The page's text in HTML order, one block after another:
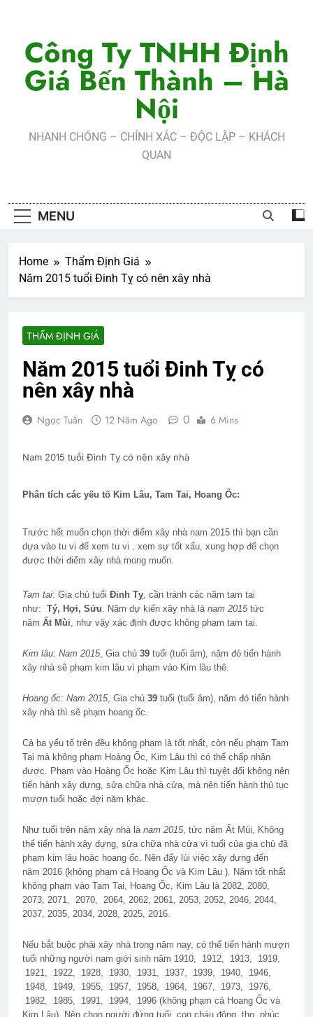
contentCông Ty TNHH Định
Giá Bến Thành – Hà
Nội
NHANH CHÓNG – CHÍNH XÁC – ĐỘC LẬP – KHÁCH
QUAN
MENU
Home
Thẩm Định Giá
Năm 2015 tuổi Đinh Tỵ có nên xây nhà
THẨM ĐỊNH GIÁ
Năm 2015 tuổi Đinh Tỵ có
nên xây nhà
Ngọc Tuân 12 Năm Ago 0 6 Mins
Nam 2015 tuổi Đinh Tỵ có nên xây nhà
Phân tích các yếu tố Kim Lâu, Tam Tai, Hoang Ốc:
Trước hết muốn chọn thời điểm xây nhà nam 2015 thì bạn cần
dựa vào tu vi để xem tu vi , xem sự tốt xấu, xung hợp để chọn
được thời điểm xây nhà mong muốn.
Tam tai: Gia chủ tuổi Đinh Tỵ , cần tránh các năm tam tai
như: Tý, Hợi, Sửu . Năm dự kiến xây nhà là nam 2015 tức
năm Ất Mùi , như vậy xác định được không phạm tam tai
Kim lâu: Nam 2015, Gia chủ 39 tuổi (tuổi âm), năm đó tiến hành
xây nhà sẽ phạm kim lâu vì phạm vào Kim lâu thê
Hoang ốc: Nam 2015, Gia chủ 39 tuổi (tuổi âm), năm đó tiến hành
xây nhà thì sẽ phạm hoang ốc.
Cả ba yếu tố trên đều không phạm là tốt nhất, còn nếu phạm Tam
Tai mà không phạm Hoàng Ốc, Kim Lâu thì có thể chấp nhận
được. Phạm vào Hoàng Ốc hoặc Kim Lâu thì tuyệt đối không nên
tiến hành xây dựng, sửa chữa nhà cửa, mà nên tiến hành thủ tục
mượn tuổi hoặc đợi năm khác.
Như tuổi trên năm xây nhà là nam 2015, tức năm Ất Mùi
Không
thể tiến hành xây dựng, sửa chữa nhà cửa vì tuổi của gia chủ đã
phạm kim lâu hoặc hoang ốc. Nên đẩy lùi việc xây dựng đến
năm 2016 (không phạm cả Hoang Ốc và Kim Lâu ). Năm tốt nhất
không phạm vào Tam Tai, Hoang Ốc, Kim Lâu là 2082, 2080,
2073, 2071, 2070, 2064, 2062, 2061, 2053, 2052, 2046, 2044,
2037, 2035, 2034, 2028, 2025, 2016.
Nếu bắt buộc phải xây nhà trong năm nay, có thể tiến hành mượn
tuổi những người nam giới sinh năm 1910, 1912, 1913, 1919,
1921, 1922, 1928, 1930, 1931, 1937, 1939, 1940, 1946,
1948, 1949, 1955, 1957, 1958, 1964, 1967, 1973, 1976,
1982, 1985, 1991, 1994, 1996 (không phạm cả Hoang Ốc và
Kim Lâu). Nên chọn người đứng tuổi, con cháu đông, thọ, phúc